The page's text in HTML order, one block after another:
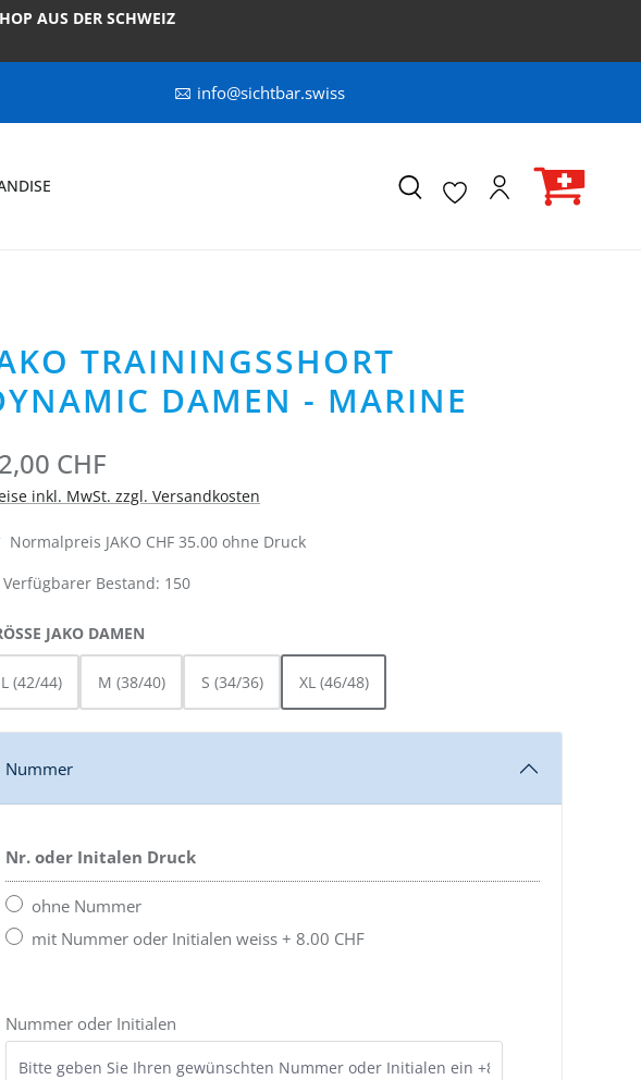
AUS DER SCHWEIZ
info@sichtbar.swiss
TRAININGSSHORT
DAMEN - MARINE
CHF
inkl. MwSt. zzgl. Versandkosten
Normalpreis JAKO CHF 35.00 ohne Druck
Verfügbarer Bestand: 150
JAKO DAMEN
L (42/44) M (38/40) S (34/36) XL (46/48)
Nummer
Nr. oder Initalen Druck
ohne Nummer
mit Nummer oder Initialen weiss + 8.00 CHF
Nummer oder Initialen